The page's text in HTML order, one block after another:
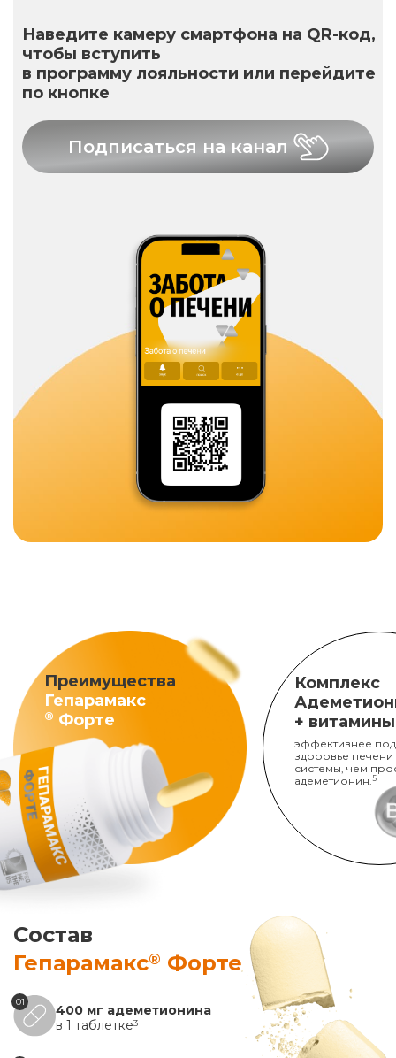
Наведите камеру смартфона на QR-код,
чтобы вступить
в программу лояльности или перейдите
по кнопке
Подписаться на канал
Преимущества
Гепарамакс
® Форте
Комплекс
+
эффективнее
здоровье печени
системы, чем
адеметионин. 5
Состав
Гепарамакс® Форте
01
400 мг адеметионина
в 1 таблетке3